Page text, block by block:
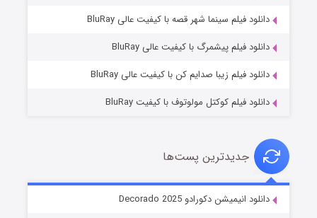
خاندان اژدها فصل ۳
دانلود فیلم سینما شهر قصه با کیفیت عالی BluRay
دانلود فیلم پیشمرگ با کیفیت عالی BluRay
دانلود فیلم زیبا صدایم کن با کیفیت عالی BluRay
دانلود فیلم کوکتل مولوتوف با کیفیت BluRay
جدیدترین پست‌ها
دانلود انیمیشن دکورادو Decorado 2025